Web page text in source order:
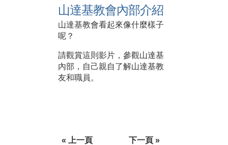
山達基教會內部介紹
山達基教會看起來像什麼樣子
呢？
請觀賞這則影片，參觀山達基
內部，自己親自了解山達基教
友和職員。
« 上一頁 下一頁 »